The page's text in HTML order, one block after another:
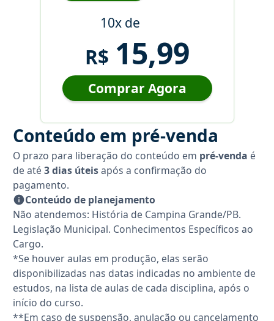
10x de
R$ 15,99
Comprar Agora
Conteúdo em pré-venda
O prazo para liberação do conteúdo em pré-venda é
de até 3 dias úteisapós a confirmação do
pagamento.
Conteúdo de planejamento
Não atendemos: História de Campina Grande/PB.
Legislação Municipal. Conhecimentos Específicos ao
Cargo.
*Se houver aulas em produção, elas serão
disponibilizadas nas datas indicadas no ambiente de
estudos, na lista de aulas de cada disciplina, após o
início do curso.
**Em caso de suspensão, anulação ou cancelamento